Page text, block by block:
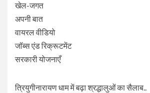
खेल-जगत
अपनी बात
वायरल वीडियो
जॉब्स एंड रिक्रूटमेंट
सरकारी योजनाएँ
त्रियुगीनारायण धाम में बढ़ा श्रद्धालुओं का सैलाब..